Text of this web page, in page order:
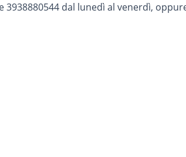
dal lunedì al venerdì,